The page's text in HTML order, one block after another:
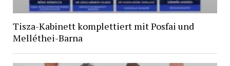
Tisza-Kabinett komplettiert mit Posfai und
Melléthei-Barna